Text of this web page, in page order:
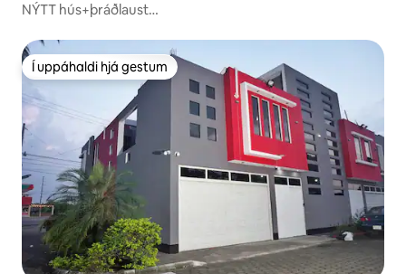
NÝTT hús+þráðlaust
Í uppáhaldi hjá gestum
Í uppáhaldi hjá gestum